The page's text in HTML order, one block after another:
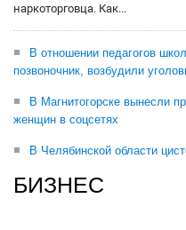
наркоторговца. Как...
В отношении педагогов
позвоночник, возбудили
В Магнитогорске вынесли
женщин в соцсетях
В Челябинской области
БИЗНЕС